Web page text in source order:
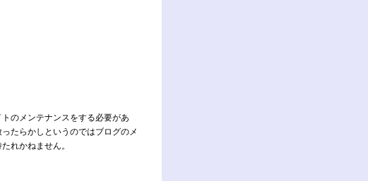
のメンテナンスをする必要があ
たらかしというのではブログのメ
れかねません。